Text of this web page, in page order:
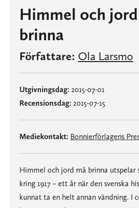
Himmel och
brinna
Författare: Ola Larsmo
Utgivningsdag: 2015-07-01
Recensionsdag: 2015-07-15
Mediekontakt: Bonnierförlagens
Himmel och jord må brinna utspelar
kring 1917 – ett år när den svenska
kunnat ta en helt annan vändning. I